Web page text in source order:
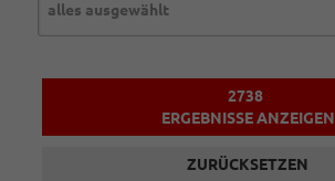
alles ausgewählt
2738
ERGEBNISSE ANZEIGEN
ZURÜCKSETZEN